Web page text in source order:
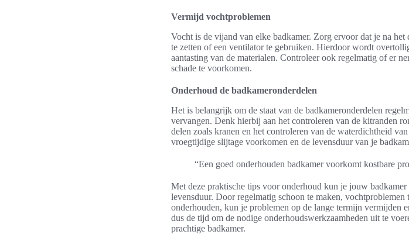
Vermijd vochtproblemen
Vocht is de vijand van elke badkamer. Zorg ervoor dat je na
te zetten of een ventilator te gebruiken. Hierdoor wordt
aantasting van de materialen. Controleer ook regelmatig of er
schade te voorkomen.
Onderhoud de badkameronderdelen
Het is belangrijk om de staat van de badkameronderdelen
vervangen. Denk hierbij aan het controleren van de kitranden
delen zoals kranen en het controleren van de waterdichtheid
vroegtijdige slijtage voorkomen en de levensduur van je
“Een goed onderhouden badkamer voorkomt kostbare
Met deze praktische tips voor onderhoud kun je jouw
levensduur. Door regelmatig schoon te maken,
onderhouden, kun je problemen op de lange termijn vermijden
dus de tijd om de nodige onderhoudswerkzaamheden uit te
prachtige badkamer.